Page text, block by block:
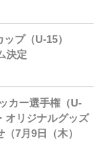
プ（U-15）
決定
カー選手権（U-
リジナルグッズ
7月9日（木）